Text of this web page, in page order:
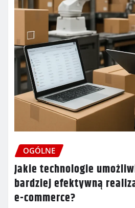
OGÓLNE
Jakie technologie
bardziej efektywną
e-commerce?